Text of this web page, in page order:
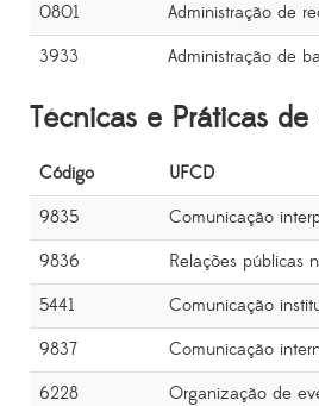
0801 Administração de
3933 Administração de
Técnicas e Práticas
Código UFCD
9835 Comunicação
9836 Relações públicas
5441 Comunicação
9837 Comunicação
6228 Organização de